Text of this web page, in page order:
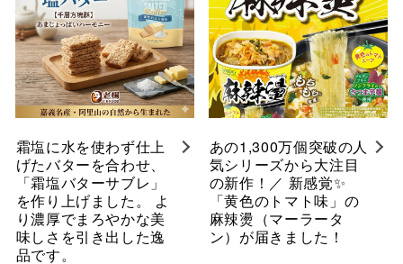
霜塩に水を使わず仕上
げたバターを合わせ、
「霜塩バターサブレ」
を作り上げました。 よ
り濃厚でまろやかな美
味しさを引き出した逸
品です。
あの1,300万個突破の人
気シリーズから大注目
の新作！／ 新感覚✨
「黄色のトマト味」の
麻辣燙（マーラータ
ン）が届きました！